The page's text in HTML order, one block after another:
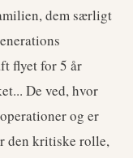
dem særligt
flyet for 5 år
De ved, hvor
og er
den kritiske rolle,